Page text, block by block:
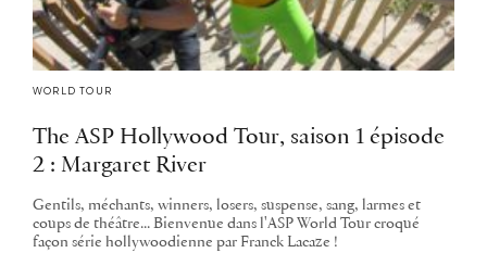
WORLD TOUR
The ASP Hollywood Tour, saison 1 épisode
2 : Margaret River
Gentils, méchants, winners, losers, suspense, sang, larmes et
coups de théâtre... Bienvenue dans l'ASP World Tour croqué
façon série hollywoodienne par Franck Lacaze !